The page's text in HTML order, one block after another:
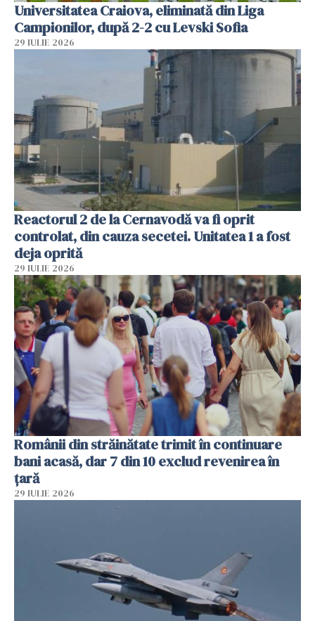
Universitatea Craiova, eliminată din Liga
Campionilor, după 2-2 cu Levski Sofia
29 IULIE 2026
Reactorul 2 de la Cernavodă va fi oprit
controlat, din cauza secetei. Unitatea 1 a fost
deja oprită
29 IULIE 2026
Românii din străinătate trimit în continuare
bani acasă, dar 7 din 10 exclud revenirea în
țară
29 IULIE 2026